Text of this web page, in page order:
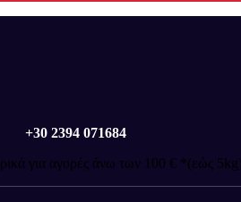
+30 2394 071684
για αγορές άνω των 100 € *(εώς 5kg)